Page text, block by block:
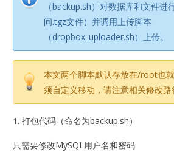
（backup.sh）对数据库和文件进
间.tgz文件）并调用上传脚本
（dropbox_uploader.sh）上传。
本文两个脚本默认存放在/root也
须自定义移动，请注意相关修改路
1. 打包代码（命名为backup.sh）
只需要修改MySQL用户名和密码